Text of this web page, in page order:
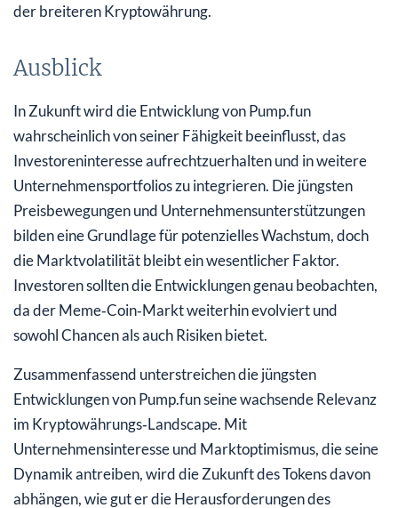
der breiteren Kryptowährung.
Ausblick
In Zukunft wird die Entwicklung von Pump.fun
wahrscheinlich von seiner Fähigkeit beeinflusst, das
Investoreninteresse aufrechtzuerhalten und in weitere
Unternehmensportfolios zu integrieren. Die jüngsten
Preisbewegungen und Unternehmensunterstützungen
bilden eine Grundlage für potenzielles Wachstum, doch
die Marktvolatilität bleibt ein wesentlicher Faktor.
Investoren sollten die Entwicklungen genau beobachten,
da der Meme‑Coin‑Markt weiterhin evolviert und
sowohl Chancen als auch Risiken bietet.
Zusammenfassend unterstreichen die jüngsten
Entwicklungen von Pump.fun seine wachsende Relevanz
im Kryptowährungs‑Landscape. Mit
Unternehmensinteresse und Marktoptimismus, die seine
Dynamik antreiben, wird die Zukunft des Tokens davon
abhängen, wie gut er die Herausforderungen des